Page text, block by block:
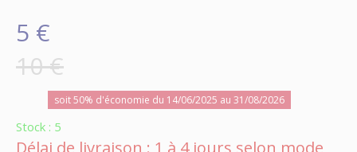
5 €
10 €
soit 50% d'économie du 14/06/2025 au 31/08/2026
Stock : 5